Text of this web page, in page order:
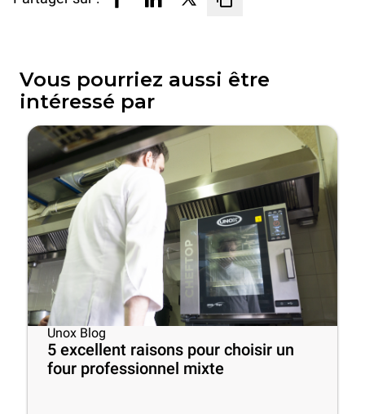
Vous pourriez aussi être
intéressé par
Unox Blog
5 excellent raisons pour choisir un
four professionnel mixte